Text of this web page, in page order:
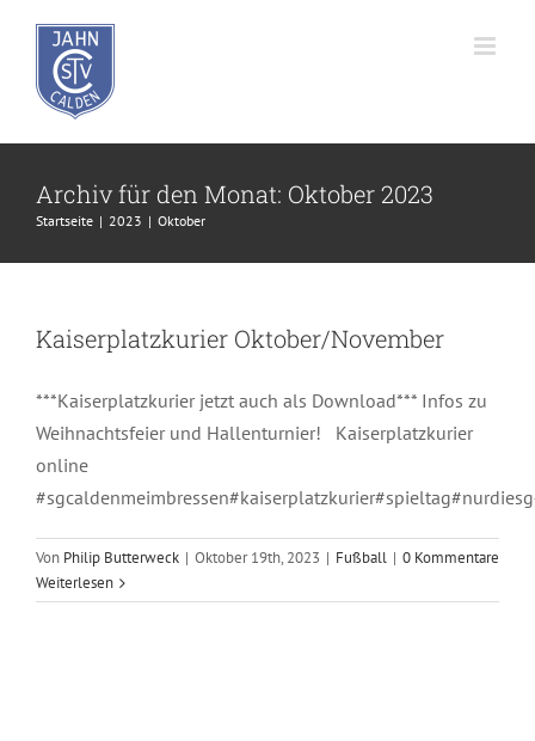
springen
Archiv für den Monat: Oktober 2023
Startseite 2023 Oktober
Kaiserplatzkurier Oktober/November
***Kaiserplatzkurier jetzt auch als Download*** Infos zu
Weihnachtsfeier und Hallenturnier! Kaiserplatzkurier
online
Von Philip Butterweck | Oktober 19th, 2023 | Fußball | 0 Kommentare
Weiterlesen